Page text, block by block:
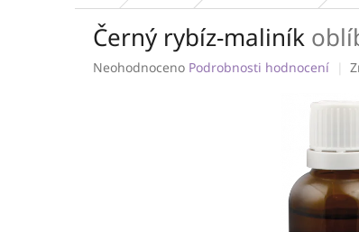
Černý rybíz-maliník
Průměrné
Neohodnoceno Podrobnosti hodnocení